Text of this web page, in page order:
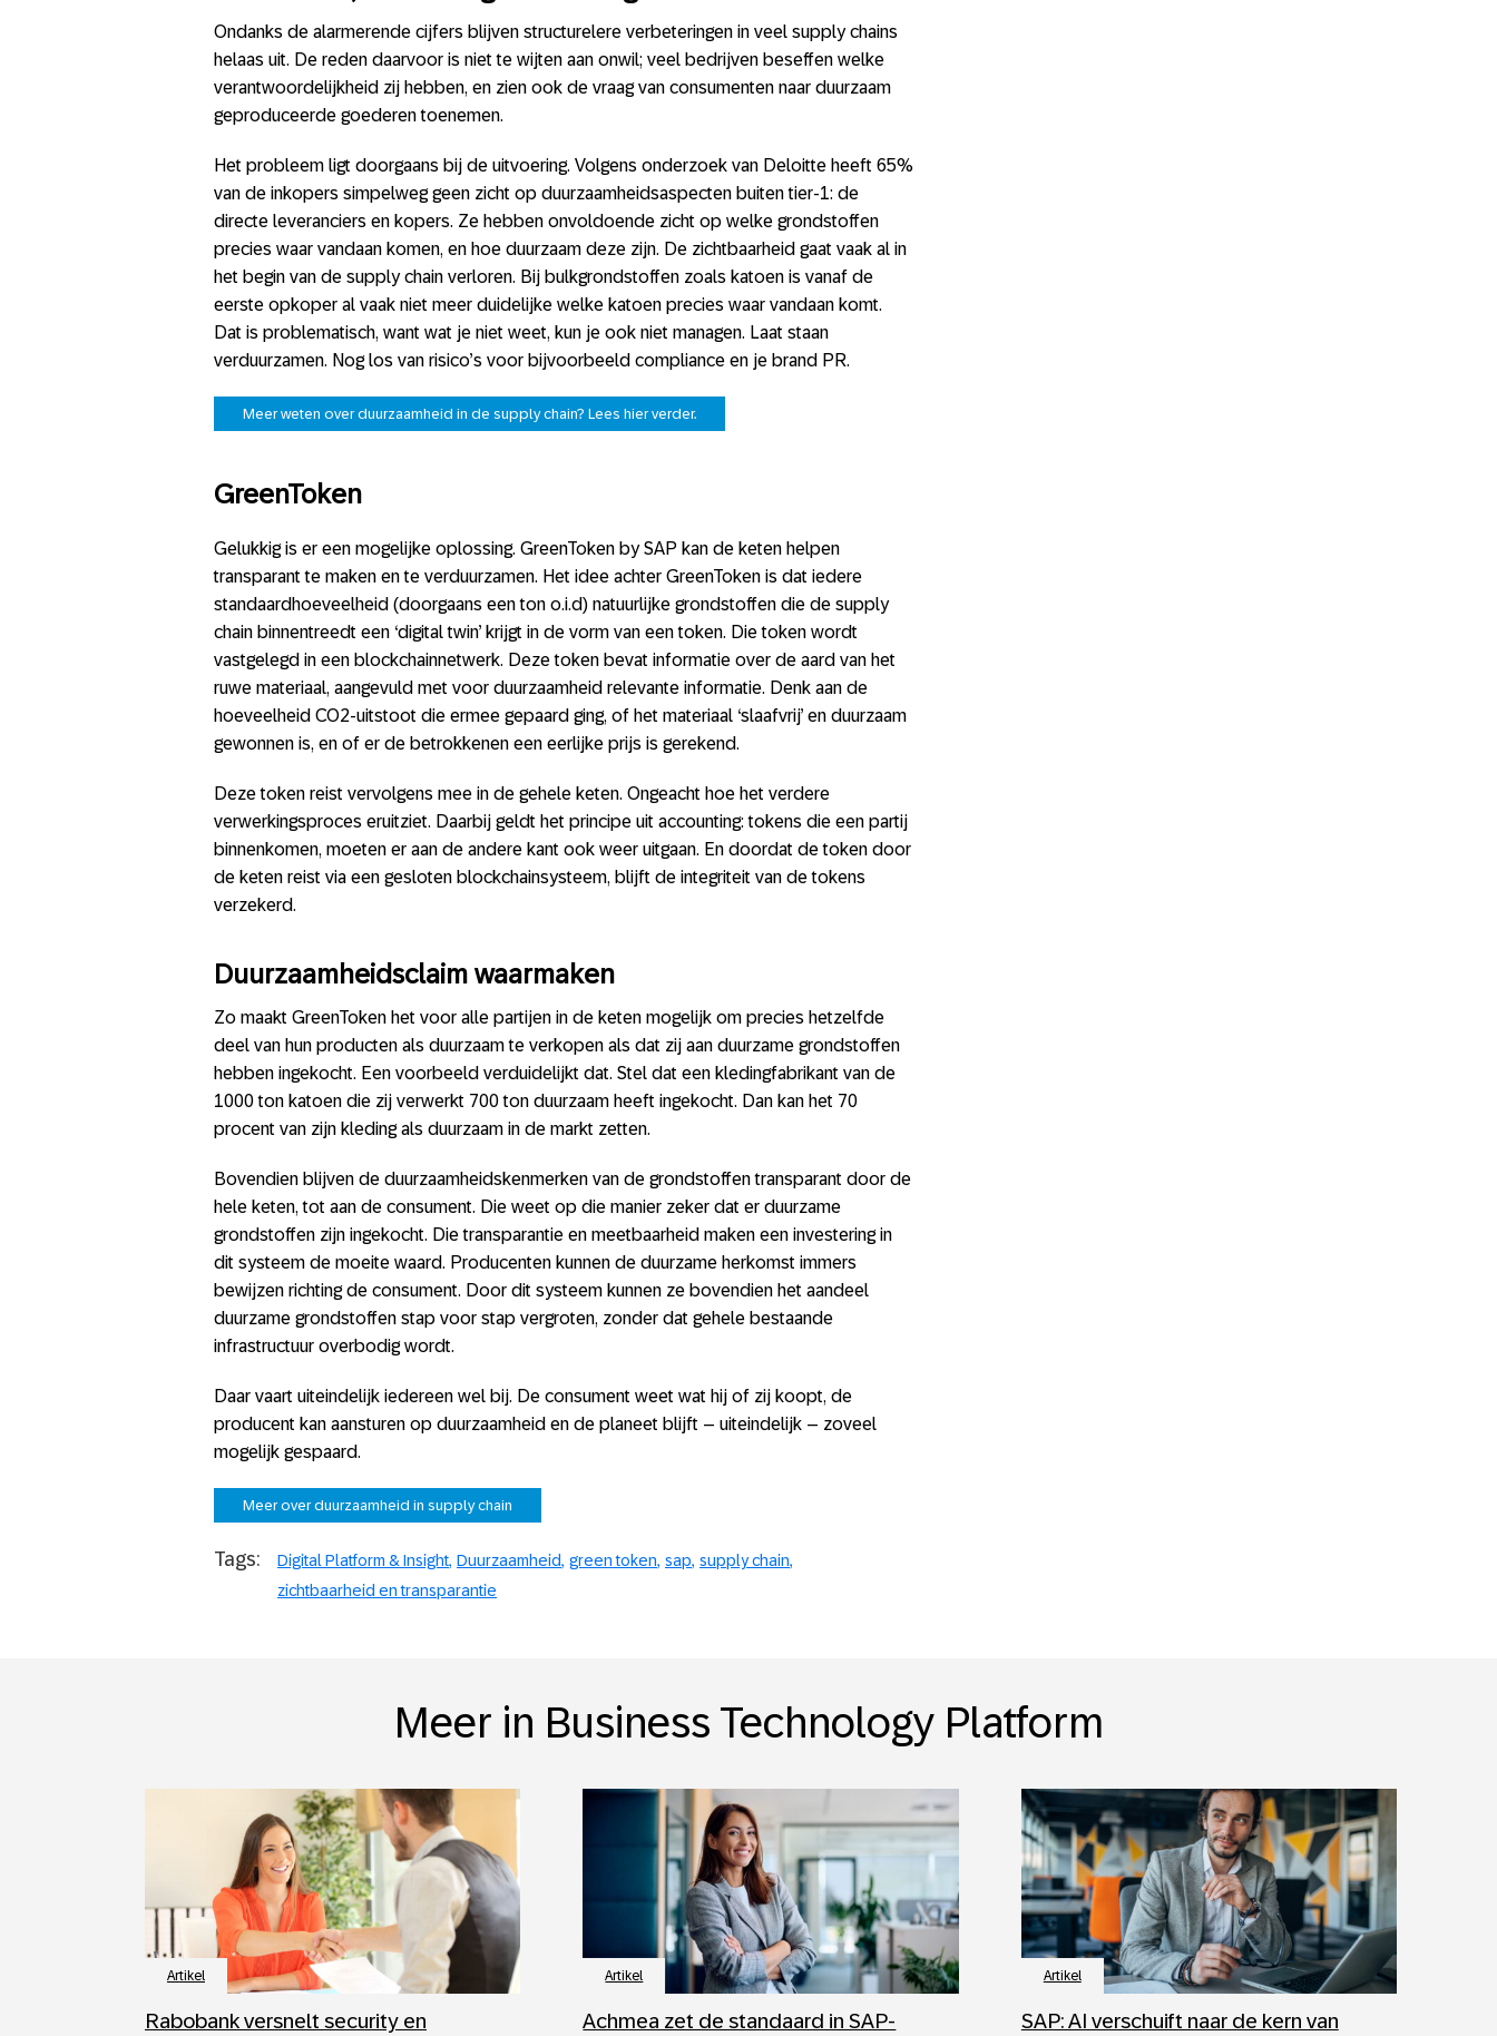
Ondanks de alarmerende cijfers blijven structurelere verbeteringen in veel supply chains
helaas uit. De reden daarvoor is niet te wijten aan onwil; veel bedrijven beseffen welke
verantwoordelijkheid zij hebben, en zien ook de vraag van consumenten naar duurzaam
geproduceerde goederen toenemen.
Het probleem ligt doorgaans bij de uitvoering. Volgens onderzoek van Deloitte heeft 65%
van de inkopers simpelweg geen zicht op duurzaamheidsaspecten buiten tier-1: de
directe leveranciers en kopers. Ze hebben onvoldoende zicht op welke grondstoffen
precies waar vandaan komen, en hoe duurzaam deze zijn. De zichtbaarheid gaat vaak al in
het begin van de supply chain verloren. Bij bulkgrondstoffen zoals katoen is vanaf de
eerste opkoper al vaak niet meer duidelijke welke katoen precies waar vandaan komt.
Dat is problematisch, want wat je niet weet, kun je ook niet managen. Laat staan
verduurzamen. Nog los van risico’s voor bijvoorbeeld compliance en je brand PR.
Meer weten over duurzaamheid in de supply chain? Lees hier verder.
GreenToken
Gelukkig is er een mogelijke oplossing. GreenToken by SAP kan de keten helpen
transparant te maken en te verduurzamen. Het idee achter GreenToken is dat iedere
standaardhoeveelheid (doorgaans een ton o.i.d) natuurlijke grondstoffen die de supply
chain binnentreedt een ‘digital twin’ krijgt in de vorm van een token. Die token wordt
vastgelegd in een blockchainnetwerk. Deze token bevat informatie over de aard van het
ruwe materiaal, aangevuld met voor duurzaamheid relevante informatie. Denk aan de
hoeveelheid CO2-uitstoot die ermee gepaard ging, of het materiaal ‘slaafvrij’ en duurzaam
gewonnen is, en of er de betrokkenen een eerlijke prijs is gerekend.
Deze token reist vervolgens mee in de gehele keten. Ongeacht hoe het verdere
verwerkingsproces eruitziet. Daarbij geldt het principe uit accounting: tokens die een partij
binnenkomen, moeten er aan de andere kant ook weer uitgaan. En doordat de token door
de keten reist via een gesloten blockchainsysteem, blijft de integriteit van de tokens
verzekerd.
Duurzaamheidsclaim waarmaken
Zo maakt GreenToken het voor alle partijen in de keten mogelijk om precies hetzelfde
deel van hun producten als duurzaam te verkopen als dat zij aan duurzame grondstoffen
hebben ingekocht. Een voorbeeld verduidelijkt dat. Stel dat een kledingfabrikant van de
1000 ton katoen die zij verwerkt 700 ton duurzaam heeft ingekocht. Dan kan het 70
procent van zijn kleding als duurzaam in de markt zetten.
Bovendien blijven de duurzaamheidskenmerken van de grondstoffen transparant door de
hele keten, tot aan de consument. Die weet op die manier zeker dat er duurzame
grondstoffen zijn ingekocht. Die transparantie en meetbaarheid maken een investering in
dit systeem de moeite waard. Producenten kunnen de duurzame herkomst immers
bewijzen richting de consument. Door dit systeem kunnen ze bovendien het aandeel
duurzame grondstoffen stap voor stap vergroten, zonder dat gehele bestaande
infrastructuur overbodig wordt.
Daar vaart uiteindelijk iedereen wel bij. De consument weet wat hij of zij koopt, de
producent kan aansturen op duurzaamheid en de planeet blijft – uiteindelijk – zoveel
mogelijk gespaard.
Meer over duurzaamheid in supply chain
Tags: Digital Platform & Insight Duurzaamheid green token sap supply chain
zichtbaarheid en transparantie
Meer in Business Technology Platform
Artikel
Rabobank versnelt security en
Artikel
Achmea zet de standaard in SAP-
Artikel
SAP: AI verschuift naar de kern van